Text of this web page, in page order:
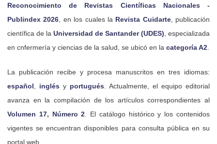
Reconocimiento de Revistas Científicas Nacionales -
Publindex 2026, en los cuales la Revista Cuidarte, publicación
científica de la Universidad de Santander (UDES), especializada
en cnfermería y ciencias de la salud, se ubicó en la categoría A2.
La publicación recibe y procesa manuscritos en tres idiomas:
español, inglés y portugués. Actualmente, el equipo editorial
avanza en la compilación de los artículos correspondientes al
Volumen 17, Número 2. El catálogo histórico y los contenidos
vigentes se encuentran disponibles para consulta pública en su
portal web.